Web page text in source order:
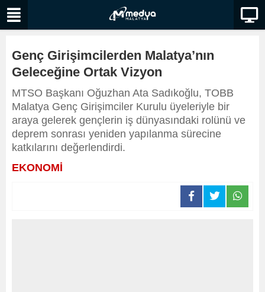
Genç Girişimcilerden Malatya’nın
Geleceğine Ortak Vizyon
MTSO Başkanı Oğuzhan Ata Sadıkoğlu, TOBB
Malatya Genç Girişimciler Kurulu üyeleriyle bir
araya gelerek gençlerin iş dünyasındaki rolünü ve
deprem sonrası yeniden yapılanma sürecine
katkılarını değerlendirdi.
EKONOMİ